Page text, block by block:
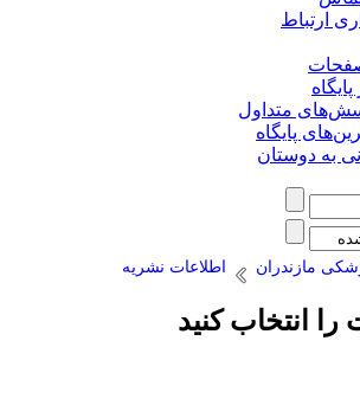
ارتباط
متداول
پایگاه
به دوستان
مازندران اطلاعات نشریه
انتخاب کنید